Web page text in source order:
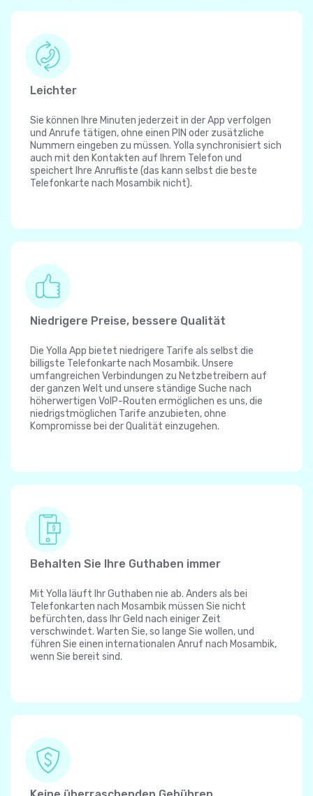
Leichter
Sie können Ihre Minuten jederzeit in der App verfolgen
und Anrufe tätigen, ohne einen PIN oder zusätzliche
Nummern eingeben zu müssen. Yolla synchronisiert sich
auch mit den Kontakten auf Ihrem Telefon und
speichert Ihre Anrufliste (das kann selbst die beste
Telefonkarte nach Mosambik nicht).
Niedrigere Preise, bessere Qualität
Die Yolla App bietet niedrigere Tarife als selbst die
billigste Telefonkarte nach Mosambik. Unsere
umfangreichen Verbindungen zu Netzbetreibern auf
der ganzen Welt und unsere ständige Suche nach
höherwertigen VoIP-Routen ermöglichen es uns, die
niedrigstmöglichen Tarife anzubieten, ohne
Kompromisse bei der Qualität einzugehen.
Behalten Sie Ihre Guthaben immer
Mit Yolla läuft Ihr Guthaben nie ab. Anders als bei
Telefonkarten nach Mosambik müssen Sie nicht
befürchten, dass Ihr Geld nach einiger Zeit
verschwindet. Warten Sie, so lange Sie wollen, und
führen Sie einen internationalen Anruf nach Mosambik,
wenn Sie bereit sind.